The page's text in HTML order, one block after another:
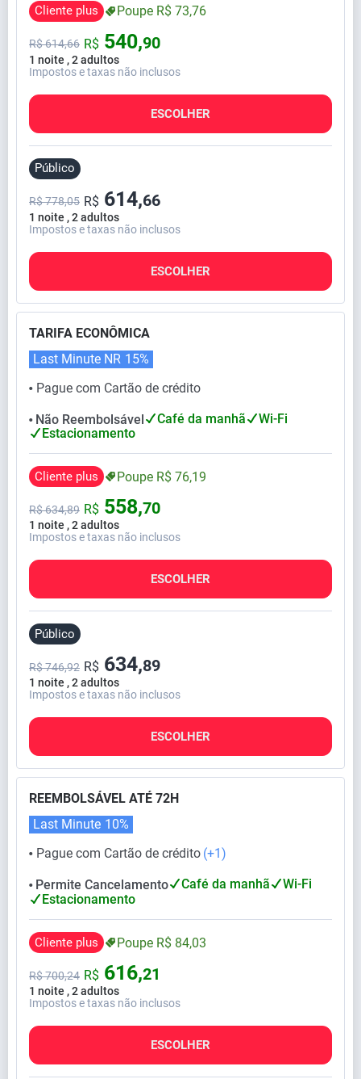
Cliente plus Poupe R$ 73,76
1 noite , 2 adultos
R$614,66 R$ 540,90
Impostos e taxas não inclusos
ESCOLHER
Público
1 noite , 2 adultos
R$ 778,05 R$ 614,66
Impostos e taxas não inclusos
ESCOLHER
TARIFA ECONÔMICA
⬤ Pague com Cartão de crédito
Last Minute NR 15%
⬤ Não Reembolsável Café da manhã
Wi-Fi
Estacionamento
Cliente plus Poupe R$ 76,19
1 noite , 2 adultos
R$634,89 R$ 558,70
Impostos e taxas não inclusos
ESCOLHER
Público
1 noite , 2 adultos
R$ 746,92 R$ 634,89
Impostos e taxas não inclusos
ESCOLHER
REEMBOLSÁVEL ATÉ 72H
⬤ Pague com Cartão de crédito (+1)
Last Minute 10%
⬤ Permite Cancelamento Café da manhã
Wi-Fi
Estacionamento
Cliente plus Poupe R$ 84,03
1 noite , 2 adultos
R$700,24 R$ 616,21
Impostos e taxas não inclusos
ESCOLHER